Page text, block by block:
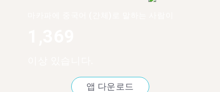
앱 다운로드